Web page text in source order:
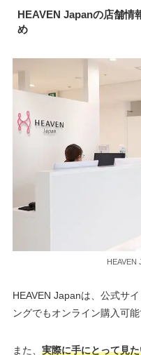
HEAVEN Japanの店舗情
め
HEAVEN
HEAVEN Japanは、公式サ
ングでもオンライン購入可能
また、 実際に手にとって見